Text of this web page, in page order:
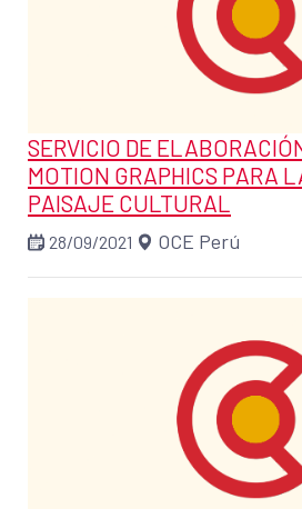
SERVICIO DE
MOTION GRAPHICS PARA
PAISAJE CULTURAL
28/09/2021 OCE Perú